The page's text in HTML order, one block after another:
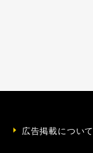
広告掲載について